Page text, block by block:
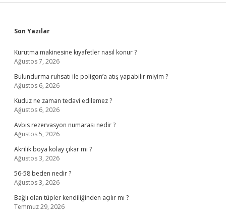
Sidebar
Son Yazılar
Kurutma makinesine kıyafetler nasıl konur ?
Ağustos 7, 2026
Bulundurma ruhsatı ile poligon’a atış yapabilir miyim ?
Ağustos 6, 2026
Kuduz ne zaman tedavi edilemez ?
Ağustos 6, 2026
Avbis rezervasyon numarası nedir ?
Ağustos 5, 2026
Akrilik boya kolay çıkar mı ?
Ağustos 3, 2026
56-58 beden nedir ?
Ağustos 3, 2026
Bağlı olan tüpler kendiliğinden açılır mı ?
Temmuz 29, 2026